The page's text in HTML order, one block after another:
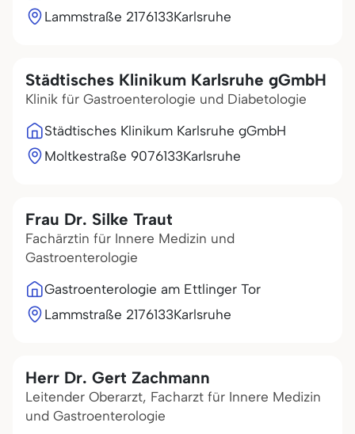
Lammstraße 2176133Karlsruhe
Städtisches Klinikum Karlsruhe gGmbH
Klinik für Gastroenterologie und Diabetologie
Städtisches Klinikum Karlsruhe gGmbH
Moltkestraße 9076133Karlsruhe
Frau Dr. Silke Traut
Fachärztin für Innere Medizin und
Gastroenterologie
Gastroenterologie am Ettlinger Tor
Lammstraße 2176133Karlsruhe
Herr Dr. Gert Zachmann
Leitender Oberarzt, Facharzt für Innere Medizin
und Gastroenterologie